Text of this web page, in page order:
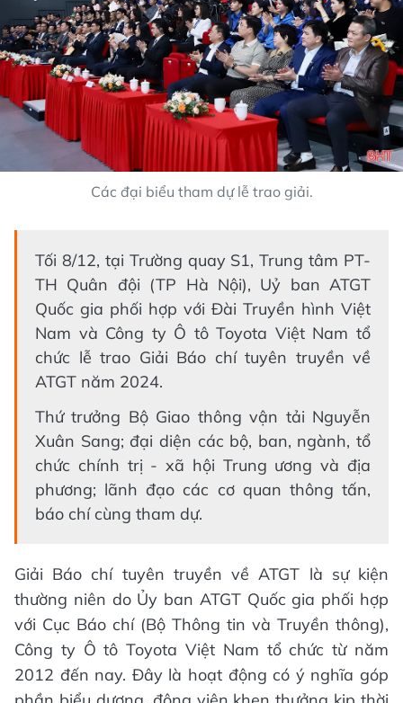
Các đại biểu tham dự lễ trao giải.
Tối 8/12, tại Trường quay S1, Trung tâm PT-
TH Quân đội (TP Hà Nội), Uỷ ban ATGT
Quốc gia phối hợp với Đài Truyền hình Việt
Nam và Công ty Ô tô Toyota Việt Nam tổ
chức lễ trao Giải Báo chí tuyên truyền về
ATGT năm 2024.
Thứ trưởng Bộ Giao thông vận tải Nguyễn
Xuân Sang; đại diện các bộ, ban, ngành, tổ
chức chính trị - xã hội Trung ương và địa
phương; lãnh đạo các cơ quan thông tấn,
báo chí cùng tham dự.
Giải Báo chí tuyên truyền về ATGT là sự kiện
thường niên do Ủy ban ATGT Quốc gia phối hợp
với Cục Báo chí (Bộ Thông tin và Truyền thông),
Công ty Ô tô Toyota Việt Nam tổ chức từ năm
2012 đến nay. Đây là hoạt động có ý nghĩa góp